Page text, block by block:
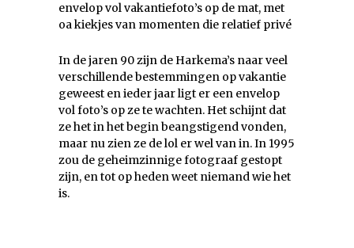
envelop vol vakantiefoto’s op de mat, met
oa kiekjes van momenten die relatief privé
In de jaren 90 zijn de Harkema’s naar veel
verschillende bestemmingen op vakantie
geweest en ieder jaar ligt er een envelop
vol foto’s op ze te wachten. Het schijnt dat
ze het in het begin beangstigend vonden,
maar nu zien ze de lol er wel van in. In 1995
zou de geheimzinnige fotograaf gestopt
zijn, en tot op heden weet niemand wie het
is.